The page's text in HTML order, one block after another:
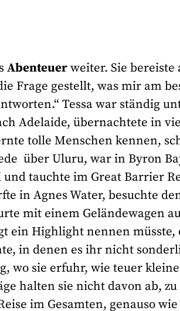
Abenteuerweiter. Sie bereiste
Frage gestellt, was mir am
Tessa war ständig
Adelaide, übernachtete in
tolle Menschen kennen,
über Uluru, war in Byron
tauchte im Great Barrier
in Agnes Water, besuchte
mit einem Geländewagen
ein Highlight nennen müsste,
in denen es ihr nicht
wo sie erfuhr, wie teuer
halten sie nicht davon ab,
im Gesamten, genauso